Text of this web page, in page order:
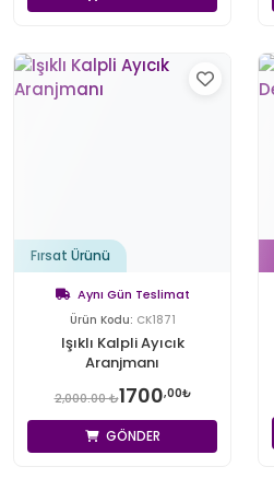
Fırsat Ürünü
Aynı Gün Teslimat
Ürün Kodu: CK1871
Işıklı Kalpli Ayıcık
Aranjmanı
2,000.00 ₺1700,00₺
GÖNDER